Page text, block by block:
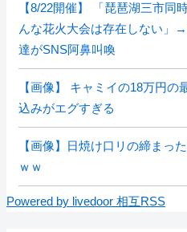
【8/22開催】 「琵琶湖三市同
んな花火大会は存在しない」
達がSNS阿鼻叫喚
【画像】 キャミイの18万円
込みがエグすぎる
【画像】日焼け口リの締まっ
ｗｗ
Powered by livedoor 相互RSS